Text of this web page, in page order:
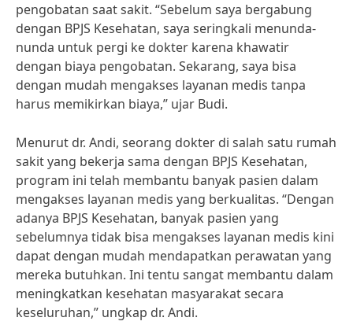
pengobatan saat sakit. “Sebelum saya bergabung
dengan BPJS Kesehatan, saya seringkali menunda-
nunda untuk pergi ke dokter karena khawatir
dengan biaya pengobatan. Sekarang, saya bisa
dengan mudah mengakses layanan medis tanpa
harus memikirkan biaya,” ujar Budi.
Menurut dr. Andi, seorang dokter di salah satu rumah
sakit yang bekerja sama dengan BPJS Kesehatan,
program ini telah membantu banyak pasien dalam
mengakses layanan medis yang berkualitas. “Dengan
adanya BPJS Kesehatan, banyak pasien yang
sebelumnya tidak bisa mengakses layanan medis kini
dapat dengan mudah mendapatkan perawatan yang
mereka butuhkan. Ini tentu sangat membantu dalam
meningkatkan kesehatan masyarakat secara
keseluruhan,” ungkap dr. Andi.